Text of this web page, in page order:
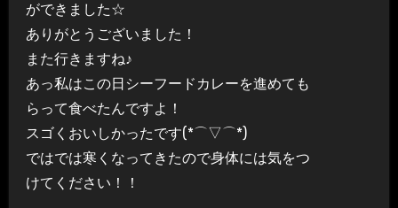
ができました☆
ありがとうございました！
また行きますね♪
あっ私はこの日シーフードカレーを進めても
らって食べたんですよ！
スゴくおいしかったです(*⌒▽⌒*)
ではでは寒くなってきたので身体には気をつ
けてください！！